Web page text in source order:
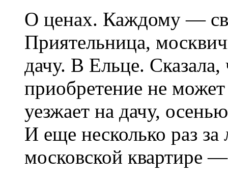
О ценах. Каждому —
Приятельница,
дачу. В Ельце.
приобретение не
уезжает на дачу,
И еще несколько раз за
московской квартире